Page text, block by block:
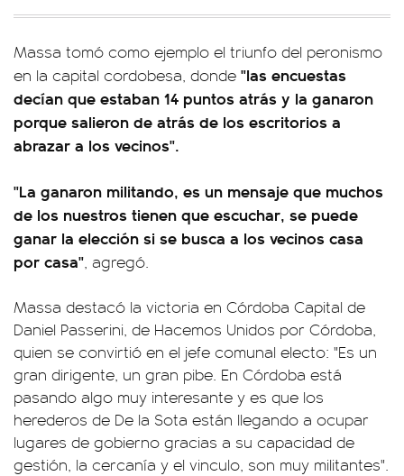
Massa tomó como ejemplo el triunfo del peronismo
en la capital cordobesa, donde "las encuestas
decían que estaban 14 puntos atrás y la ganaron
porque salieron de atrás de los escritorios a
abrazar a los vecinos".
"La ganaron militando, es un mensaje que muchos
de los nuestros tienen que escuchar, se puede
ganar la elección si se busca a los vecinos casa
por casa", agregó.
Massa destacó la victoria en Córdoba Capital de
Daniel Passerini, de Hacemos Unidos por Córdoba,
quien se convirtió en el jefe comunal electo: "Es un
gran dirigente, un gran pibe. En Córdoba está
pasando algo muy interesante y es que los
herederos de De la Sota están llegando a ocupar
lugares de gobierno gracias a su capacidad de
gestión, la cercanía y el vinculo, son muy militantes".